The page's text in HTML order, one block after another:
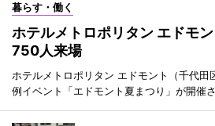
暮らす・働く
ホテルメトロポリタン エドモ
750人来場
ホテルメトロポリタン エドモント（千代
例イベント「エドモント夏まつり」が開催さ